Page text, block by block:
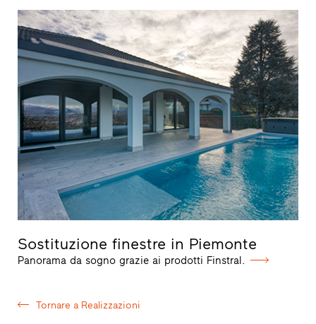
Sostituzione finestre in Piemonte
Panorama da sogno grazie ai prodotti Finstral.
Tornare a Realizzazioni